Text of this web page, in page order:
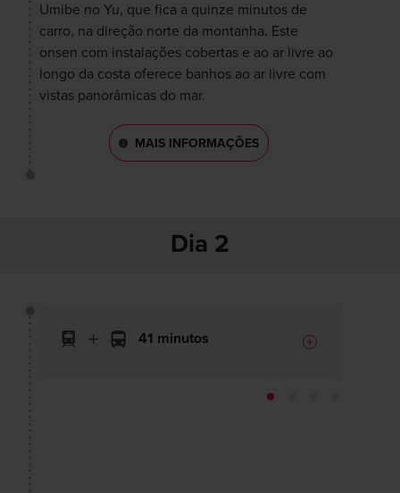
Umibe no Yu, que fica a quinze minutos de
carro, na direção norte da montanha. Este
onsen com instalações cobertas e ao ar livre ao
longo da costa oferece banhos ao ar livre com
vistas panorâmicas do mar.
MAIS INFORMAÇÕES
Dia 2
41 minutos